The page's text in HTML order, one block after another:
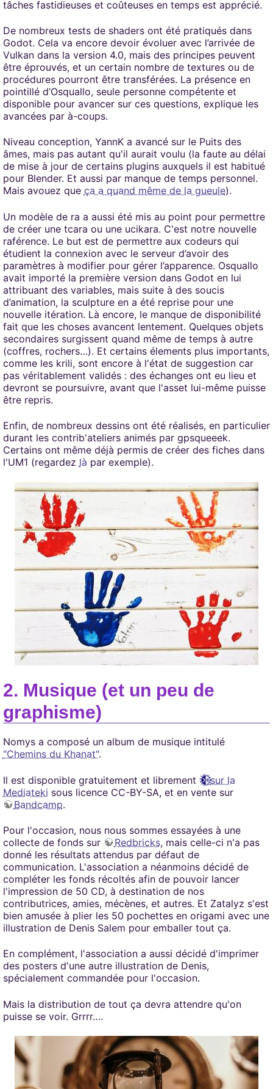
tâches fastidieuses et coûteuses en temps est apprécié.
De nombreux tests de shaders ont été pratiqués dans
Godot. Cela va encore devoir évoluer avec l’arrivée de
Vulkan dans la version 4.0, mais des principes peuvent
être éprouvés, et un certain nombre de textures ou de
procédures pourront être transférées. La présence en
pointillé d’Osquallo, seule personne compétente et
disponible pour avancer sur ces questions, explique les
avancées par à-coups.
Niveau conception, YannK a avancé sur le Puits des
âmes, mais pas autant qu'il aurait voulu (la faute au délai
de mise à jour de certains plugins auxquels il est habitué
pour Blender. Et aussi par manque de temps personnel.
Mais avouez que ça a quand même de la gueule).
Un modèle de ra a aussi été mis au point pour permettre
de créer une tcara ou une ucikara. C'est notre nouvelle
raférence. Le but est de permettre aux codeurs qui
étudient la connexion avec le serveur d’avoir des
paramètres à modifier pour gérer l’apparence. Osquallo
avait importé la première version dans Godot en lui
attribuant des variables, mais suite à des soucis
d’animation, la sculpture en a été reprise pour une
nouvelle itération. Là encore, le manque de disponibilité
fait que les choses avancent lentement. Quelques objets
secondaires surgissent quand même de temps à autre
(coffres, rochers…). Et certains élements plus importants,
comme les krili, sont encore à l'état de suggestion car
pas véritablement validés : des échanges ont eu lieu et
devront se poursuivre, avant que l'asset lui-même puisse
être repris.
Enfin, de nombreux dessins ont été réalisés, en particulier
durant les contrib'ateliers animés par gpsqueeek.
Certains ont même déjà permis de créer des fiches dans
l'UM1 (regardez là par exemple).
Musique (et un peu de
graphisme)
Nomys a composé un album de musique intitulé
"Chemins du Khanat".
Il est disponible gratuitement et librement
sur la
Mediateki sous licence CC-BY-SA, et en vente sur
Bandcamp.
Pour l'occasion, nous nous sommes essayées à une
collecte de fonds sur
Redbricks, mais celle-ci n'a pas
donné les résultats attendus par défaut de
communication. L'association a néanmoins décidé de
compléter les fonds récoltés afin de pouvoir lancer
l'impression de 50 CD, à destination de nos
contributrices, amies, mécènes, et autres. Et Zatalyz s'est
bien amusée à plier les 50 pochettes en origami avec une
illustration de Denis Salem pour emballer tout ça.
En complément, l'association a aussi décidé d'imprimer
des posters d'une autre illustration de Denis,
spécialement commandée pour l'occasion.
Mais la distribution de tout ça devra attendre qu'on
puisse se voir. Grrrr….